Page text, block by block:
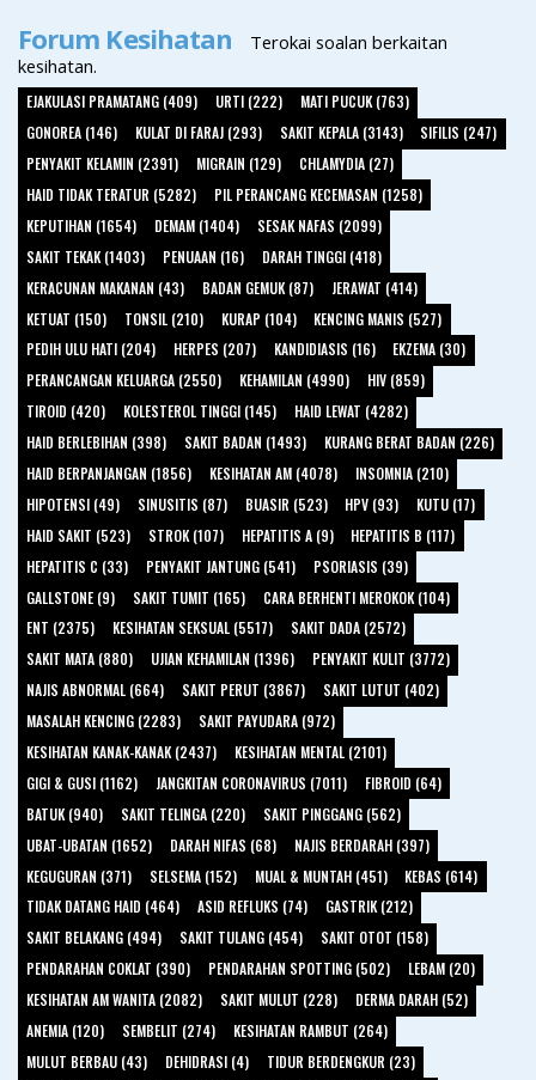
Forum Kesihatan
Terokai soalan berkaitan
kesihatan.
EJAKULASI PRAMATANG (409) URTI (222)
MATI PUCUK (763)
GONOREA (146)
KULAT DI FARAJ (293) SAKIT KEPALA (3143)
SIFILIS (247)
PENYAKIT KELAMIN (2391)
MIGRAIN (129)
CHLAMYDIA (27)
HAID TIDAK TERATUR (5282)
PIL PERANCANG KECEMASAN (1258)
KEPUTIHAN (1654)
DEMAM (1404)
SESAK NAFAS (2099)
SAKIT TEKAK (1403)
PENUAAN (16)
DARAH TINGGI (418)
KERACUNAN MAKANAN (43)
BADAN GEMUK (87)
JERAWAT (414)
KETUAT (150)
TONSIL (210) KURAP (104)
KENCING MANIS (527)
PEDIH ULU HATI (204)
HERPES (207) KANDIDIASIS (16)
EKZEMA (30)
PERANCANGAN KELUARGA (2550)
KEHAMILAN (4990)
HIV (859)
TIROID (420)
KOLESTEROL TINGGI (145)
HAID LEWAT (4282)
HAID BERLEBIHAN (398)
SAKIT BADAN (1493)
KURANG BERAT BADAN (226)
HAID BERPANJANGAN (1856)
KESIHATAN AM (4078)
INSOMNIA (210)
HIPOTENSI (49)
SINUSITIS (87) BUASIR (523) HPV (93)
KUTU (17)
HAID SAKIT (523)
STROK (107) HEPATITIS A (9)
HEPATITIS B (117)
HEPATITIS C (33)
PENYAKIT JANTUNG (541)
PSORIASIS (39)
GALLSTONE (9)
SAKIT TUMIT (165)
CARA BERHENTI MEROKOK (104)
ENT (2375)
KESIHATAN SEKSUAL (5517)
SAKIT DADA (2572)
SAKIT MATA (880)
UJIAN KEHAMILAN (1396)
PENYAKIT KULIT (3772)
NAJIS ABNORMAL (664)
SAKIT PERUT (3867)
SAKIT LUTUT (402)
MASALAH KENCING (2283)
SAKIT PAYUDARA (972)
KESIHATAN KANAK-KANAK (2437)
KESIHATAN MENTAL (2101)
GIGI & GUSI (1162)
JANGKITAN CORONAVIRUS (7011)
FIBROID (64)
BATUK (940)
SAKIT TELINGA (220)
SAKIT PINGGANG (562)
UBAT-UBATAN (1652)
DARAH NIFAS (68)
NAJIS BERDARAH (397)
KEGUGURAN (371)
SELSEMA (152) MUAL & MUNTAH (451)
KEBAS (614)
TIDAK DATANG HAID (464)
ASID REFLUKS (74)
GASTRIK (212)
SAKIT BELAKANG (494)
SAKIT TULANG (454)
SAKIT OTOT (158)
PENDARAHAN COKLAT (390)
PENDARAHAN SPOTTING (502)
LEBAM (20)
KESIHATAN AM WANITA (2082)
SAKIT MULUT (228)
DERMA DARAH (52)
ANEMIA (120)
SEMBELIT (274)
KESIHATAN RAMBUT (264)
MULUT BERBAU (43)
DEHIDRASI (4)
TIDUR BERDENGKUR (23)